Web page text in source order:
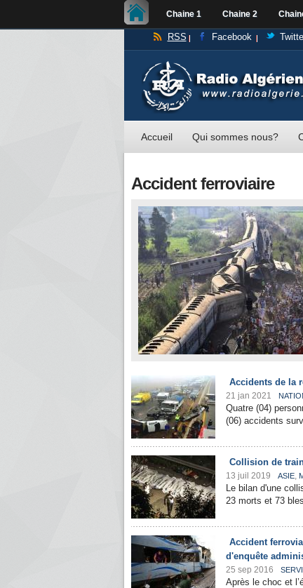
Chaine 1 Chaine 2
RSS Facebook
Accueil Qui sommes nous?
Accident ferroviaire
Accidents de la
21 jan 2021
Quatre (04)
(06) accidents
Collision de
13 juil 2019 ASIE,
Le bilan d'une
23 morts et 73
Accident
d'enquête
25 sep 2016
Après le choc et